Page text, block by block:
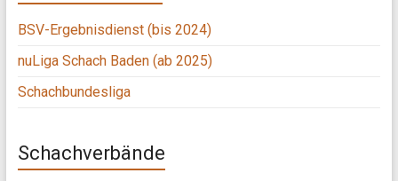
BSV-Ergebnisdienst (bis 2024)
nuLiga Schach Baden (ab 2025)
Schachbundesliga
Schachverbände